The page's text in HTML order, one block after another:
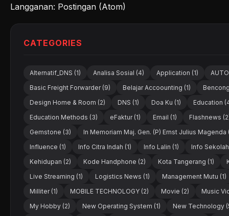
Langganan: Postingan (Atom)
CATEGORIES
Alternatif_DNS (1) Analisa Sosial (4) Application (1)
Basic Freight Forwarder (9)
Belajar Accoounting (1)
Design Home & Room (2)
DNS (1) Doa Ku (1)
Education
Education Methods (3)
eFaktur (1) Email (1)
Flashnews
Gemstone (3)
In Memoriam Maj. Gen. (P) Ernst Julius Magenda
Influence (1)
Info Citra Indah (1) Info Lalin (1)
Info Sekolah
Kehidupan (2)
Kode Handphone (2) Kota Tangerang (1)
Live Streaming (1)
Logistics News (1)
Management Mutu (1)
Milliter (1)
MOBILE TECHNOLOGY (2) Movie (2)
Music
My Hobby (2)
New Operating System (1) New Technology